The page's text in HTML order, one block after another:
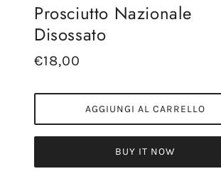
Prosciutto Nazionale
Disossato
€18,00
AGGIUNGI AL CARRELLO
BUY IT NOW